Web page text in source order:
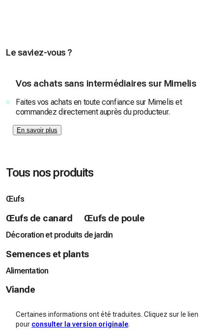
Le saviez-vous ?
Vos achats sans intermédiaires sur Mimelis
Faites vos achats en toute confiance sur Mimelis et
commandez directement auprès du producteur.
En savoir plus
Tous nos produits
Œufs
Œufs de canard Œufs de poule
Décoration et produits de jardin
Semences et plants
Alimentation
Viande
Certaines informations ont été traduites. Cliquez sur le lien
pour consulter la version originale.